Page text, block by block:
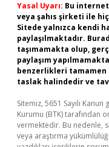
Yasal Uyarı: Bu
veya şahıs şirketi ile
Sitede yalnızca kendi
paylaşılmaktadır.
taşımamakta olup,
paylaşım
benzerlikleri
taslak halindedir ve
Sitemiz, 5651 Sayılı
Kurumu (BTK) tarafından
vermektedir. Bu nedenle,
veya araştırma